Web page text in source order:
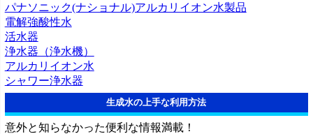
パナソニック(ナショナル)アルカリイオン水製品
電解強酸性水
活水器
浄水器（浄水機）
アルカリイオン水
シャワー浄水器
生成水の上手な利用方法
意外と知らなかった便利な情報満載！